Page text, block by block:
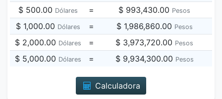
$ 500.00 Dólares = $ 993,430.00 Pesos
$ 1,000.00 Dólares = $ 1,986,860.00 Pesos
$ 2,000.00 Dólares = $ 3,973,720.00 Pesos
$ 5,000.00 Dólares = $ 9,934,300.00 Pesos
Calculadora